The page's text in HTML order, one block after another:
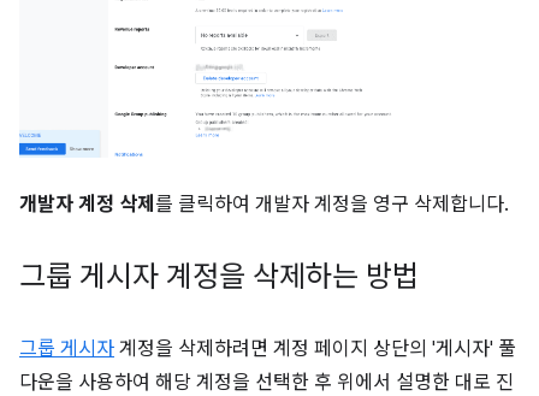
개발자 계정 삭제 를 클릭하여 개발자 계정을 영구 삭제합니다.
그룹 게시자 계정을 삭제하는 방법
그룹 게시자 계정을 삭제하려면 계정 페이지 상단의 '게시자' 풀
다운을 사용하여 해당 계정을 선택한 후 위에서 설명한 대로 진